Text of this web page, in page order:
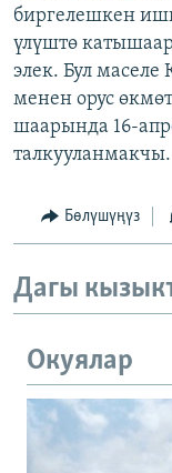
биргелешкен
үлүштө
элек. Бул
менен орус
шаарында 16-
талкууланмакчы.
Бөлүшүңүз
Дагы
Окуялар